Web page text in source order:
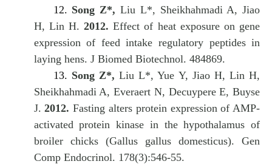
12. Song Z*, Liu L*, Sheikhahmadi A, Jiao
H, Lin H.2012. Effect of heat exposure on gene
expression of feed intake regulatory peptides in
laying hens. J Biomed Biotechnol. 484869.
13. Song Z*, Liu L*, Yue Y, Jiao H, Lin H,
Sheikhahmadi A, Everaert N, Decuypere E, Buyse
J.2012. Fasting alters protein expression of AMP-
activated protein kinase in the hypothalamus of
broiler chicks (Gallus gallus domesticus). Gen
Comp Endocrinol. 178(3):546-55.